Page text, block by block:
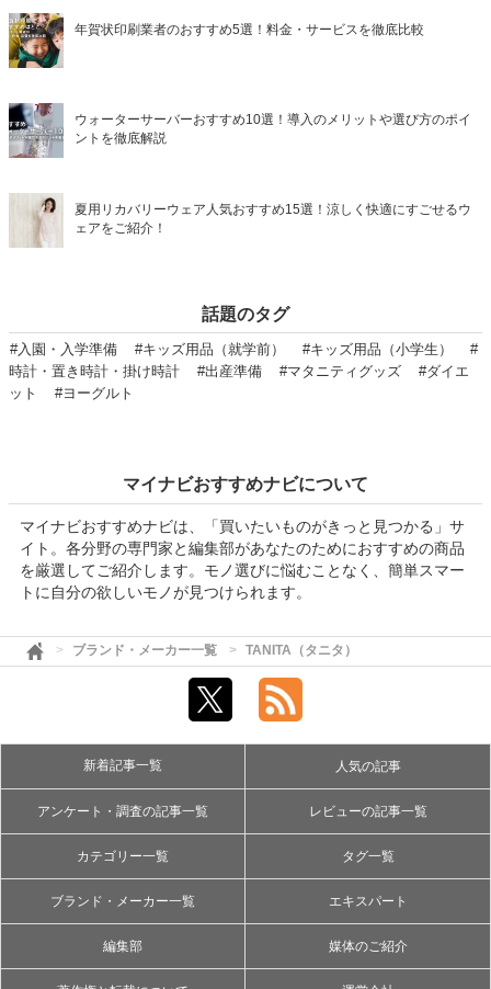
年賀状印刷業者のおすすめ5選！料金・サービスを徹底比較
ウォーターサーバーおすすめ10選！導入のメリットや選び方のポイ
ントを徹底解説
夏用リカバリーウェア人気おすすめ15選！涼しく快適にすごせるウ
ェアをご紹介！
話題のタグ
#入園・入学準備 #キッズ用品（就学前） #キッズ用品（小学生）
#
時計・置き時計・掛け時計
#出産準備 #マタニティグッズ
#ダイエ
ット
#ヨーグルト
マイナビおすすめナビについて
マイナビおすすめナビは、「買いたいものがきっと見つかる」サ
イト。各分野の専門家と編集部があなたのためにおすすめの商品
を厳選してご紹介します。モノ選びに悩むことなく、簡単スマー
トに自分の欲しいモノが見つけられます。
ブランド・メーカー一覧 TANITA（タニタ）
新着記事一覧 人気の記事
アンケート・調査の記事一覧 レビューの記事一覧
カテゴリー一覧 タグ一覧
ブランド・メーカー一覧 エキスパート
編集部 媒体のご紹介